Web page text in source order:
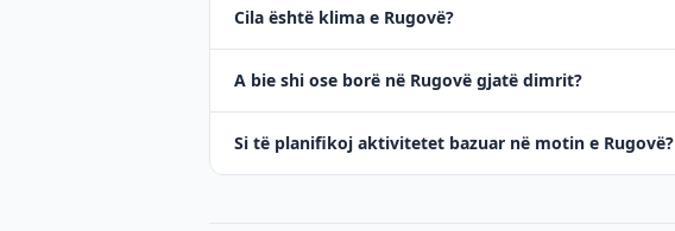
Cila është klima e Rugovë?
A bie shi ose borë në Rugovë gjatë dimrit?
Si të planifikoj aktivitetet bazuar në motin e Rugovë?